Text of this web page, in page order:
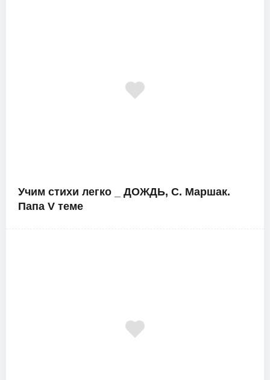
Учим стихи легко _ ДОЖДЬ, С. Маршак.
Папа V теме